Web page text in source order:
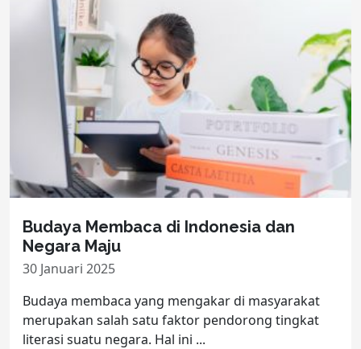
Budaya Membaca di Indonesia dan
Negara Maju
30 Januari 2025
Budaya membaca yang mengakar di masyarakat
merupakan salah satu faktor pendorong tingkat
literasi suatu negara. Hal ini ...